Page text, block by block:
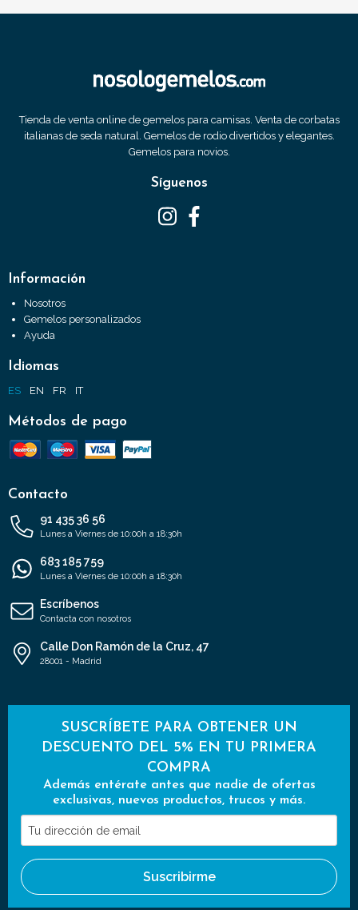
Tienda de venta online de gemelos para camisas. Venta de corbatas
italianas de seda natural. Gemelos de rodio divertidos y elegantes.
Gemelos para novios.
Síguenos
Información
Nosotros
Gemelos personalizados
Ayuda
Idiomas
ES EN FR IT
Métodos de pago
Contacto
91 435 36 56
Lunes a Viernes de 10:00h a 18:30h
683 185 759
Lunes a Viernes de 10:00h a 18:30h
Escríbenos
Contacta con nosotros
Calle Don Ramón de la Cruz, 47
28001 - Madrid
SUSCRÍBETE PARA OBTENER UN
DESCUENTO DEL 5% EN TU PRIMERA
COMPRA
Además entérate antes que nadie de ofertas
exclusivas, nuevos productos, trucos y más.
Tu
dirección
de
email
Suscribirme